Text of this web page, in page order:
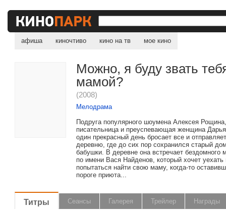
афиша киночтиво кино на тв мое кино
Можно, я буду звать
мамой?
(2008)
Мелодрама
Подруга популярного шоумена Алексея
писательница и преуспевающая женщина
один прекрасный день бросает все и
деревню, где до сих пор сохранился старый
бабушки. В деревне она встречает бездомного
по имени Вася Найденов, который хочет уехать
попытаться найти свою маму, когда-то
пороге приюта...
Титры Сеансы Галерея Трейлер Награды